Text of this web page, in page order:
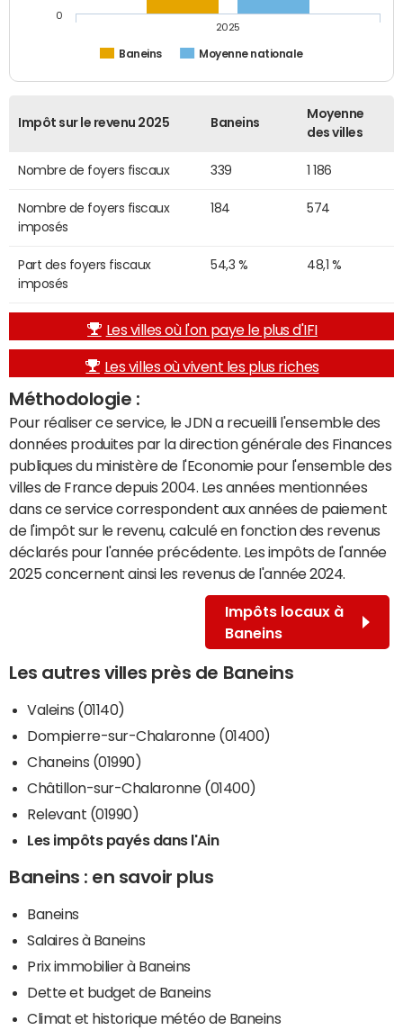
Baneins Moyenne nationale
2025
0
Impôt sur le revenu 2025 Baneins
Moyenne
des villes
Nombre de foyers fiscaux 339 1 186
Nombre de foyers fiscaux
imposés
184 574
Part des foyers fiscaux
imposés
54,3 % 48,1 %
Les villes où l'on paye le plus d'IFI
Les villes où vivent les plus riches
Méthodologie :
Pour réaliser ce service, le JDN a recueilli l'ensemble des
données produites par la direction générale des Finances
publiques du ministère de l'Economie pour l'ensemble des
villes de France depuis 2004. Les années mentionnées
dans ce service correspondent aux années de paiement
de l'impôt sur le revenu, calculé en fonction des revenus
déclarés pour l'année précédente. Les impôts de l'année
2025 concernent ainsi les revenus de l'année 2024.
Impôts locaux à
Baneins
Les autres villes près de Baneins
Valeins (01140)
Dompierre-sur-Chalaronne (01400)
Chaneins (01990)
Châtillon-sur-Chalaronne (01400)
Relevant (01990)
Les impôts payés dans l'Ain
Baneins : en savoir plus
Baneins
Salaires à Baneins
Prix immobilier à Baneins
Dette et budget de Baneins
Climat et historique météo de Baneins